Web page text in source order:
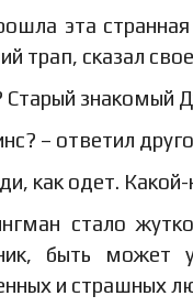
эта
трап, сказал
Старый знакомый
– ответил
как одет.
стало
быть может
и страшных